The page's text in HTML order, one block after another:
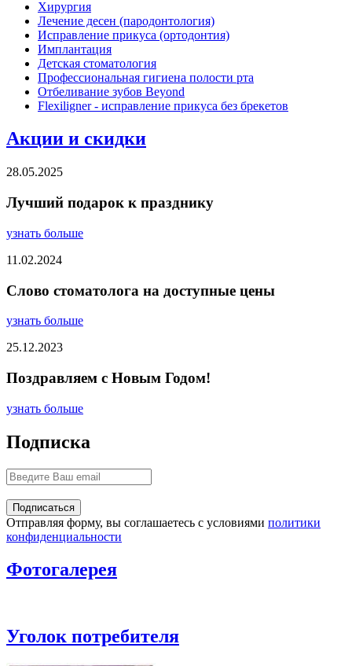
Хирургия
Лечение десен (пародонтология)
Исправление прикуса (ортодонтия)
Имплантация
Детская стоматология
Профессиональная гигиена полости рта
Отбеливание зубов Beyond
Flexiligner - исправление прикуса без брекетов
Акции и скидки
28.05.2025
Лучший подарок к празднику
узнать больше
11.02.2024
Слово стоматолога на доступные цены
узнать больше
25.12.2023
Поздравляем с Новым Годом!
узнать больше
Подписка
Отправляя форму, вы соглашаетесь с условиями политики
конфиденциальности
Фотогалерея
Уголок потребителя